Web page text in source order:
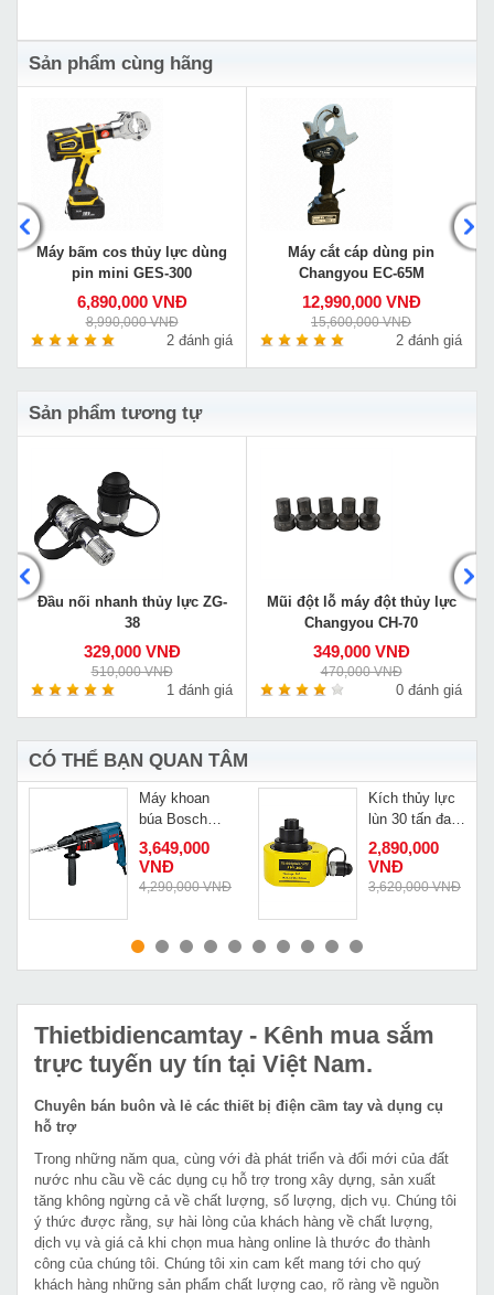
Sản phẩm cùng hãng
Máy bấm cos thủy lực dùng
pin mini GES-300
6,890,000 VNĐ
8,990,000 VNĐ
2 đánh giá
Máy cắt cáp dùng pin
Changyou EC-65M
12,990,000 VNĐ
15,600,000 VNĐ
2 đánh giá
Sản phẩm tương tự
Đầu nối nhanh thủy lực ZG-
38
329,000 VNĐ
510,000 VNĐ
1 đánh giá
Mũi đột lỗ máy đột thủy lực
Changyou CH-70
349,000 VNĐ
470,000 VNĐ
0 đánh giá
CÓ THỂ BẠN QUAN TÂM
MUA NGAY
Máy khoan
búa Bosch
GBH 2-26 DRE
3,649,000
VNĐ
4,290,000 VNĐ
MUA NGAY
Kích thủy lực
lùn 30 tấn đa
tầng Changyou
FPY-30D
2,890,000
VNĐ
3,620,000 VNĐ
Thietbidiencamtay - Kênh mua sắm
trực tuyến uy tín tại Việt Nam.
Chuyên bán buôn và lẻ các thiết bị điện cầm tay và dụng cụ
hỗ trợ
Trong những năm qua, cùng với đà phát triển và đổi mới của đất
nước nhu cầu về các dụng cụ hỗ trợ trong xây dựng, sản xuất
tăng không ngừng cả về chất lượng, số lượng, dịch vụ. Chúng tôi
ý thức được rằng, sự hài lòng của khách hàng về chất lượng,
dịch vụ và giá cả khi chọn mua hàng online là thước đo thành
công của chúng tôi. Chúng tôi xin cam kết mang tới cho quý
khách hàng những sản phẩm chất lượng cao, rõ ràng về nguồn